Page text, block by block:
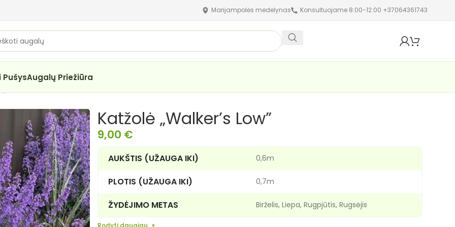
Marijampolės medelynas Konsultuojame 8:00-12:00 +37064361743
PušysAugalų Priežiūra
Katžolė „Walker’s Low”
9,00 €
AUKŠTIS (UŽAUGA IKI) 0,6m
PLOTIS (UŽAUGA IKI) 0,7m
ŽYDĖJIMO METAS Birželis, Liepa, Rugpjūtis, Rugsėjis
Rodyti daugiau